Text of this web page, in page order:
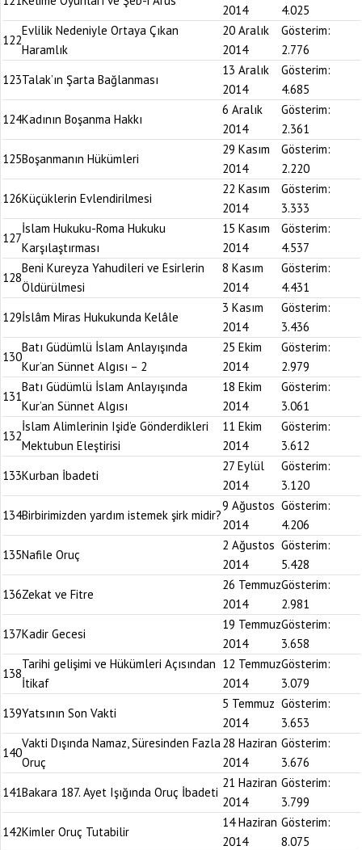
2014
4.025
122
Evlilik Nedeniyle Ortaya Çıkan
Haramlık
20 Aralık
2014
Gösterim:
2.776
123Talak’ın Şarta Bağlanması
13 Aralık
2014
Gösterim:
4.685
124Kadının Boşanma Hakkı
6 Aralık
2014
Gösterim:
2.361
125Boşanmanın Hükümleri
29 Kasım
2014
Gösterim:
2.220
126Küçüklerin Evlendirilmesi
22 Kasım
2014
Gösterim:
3.333
127
İslam Hukuku-Roma Hukuku
Karşılaştırması
15 Kasım
2014
Gösterim:
4.537
128
Beni Kureyza Yahudileri ve Esirlerin
Öldürülmesi
8 Kasım
2014
Gösterim:
4.431
129İslâm Miras Hukukunda Kelâle
3 Kasım
2014
Gösterim:
3.436
130
Batı Güdümlü İslam Anlayışında
Kur’an Sünnet Algısı – 2
25 Ekim
2014
Gösterim:
2.979
131
Batı Güdümlü İslam Anlayışında
Kur’an Sünnet Algısı
18 Ekim
2014
Gösterim:
3.061
132
İslam Alimlerinin Işid’e Gönderdikleri
Mektubun Eleştirisi
11 Ekim
2014
Gösterim:
3.612
133Kurban İbadeti
27 Eylül
2014
Gösterim:
3.120
134Birbirimizden yardım istemek şirk midir?
9 Ağustos
2014
Gösterim:
4.206
135Nafile Oruç
2 Ağustos
2014
Gösterim:
5.428
136Zekat ve Fitre
26 Temmuz
2014
Gösterim:
2.981
137Kadir Gecesi
19 Temmuz
2014
Gösterim:
3.658
138
Tarihi gelişimi ve Hükümleri Açısından
İtikaf
12 Temmuz
2014
Gösterim:
3.079
139Yatsının Son Vakti
5 Temmuz
2014
Gösterim:
3.653
140
Vakti Dışında Namaz, Süresinden Fazla
Oruç
28 Haziran
2014
Gösterim:
3.676
141Bakara 187. Ayet Işığında Oruç İbadeti
21 Haziran
2014
Gösterim:
3.799
142Kimler Oruç Tutabilir
14 Haziran
2014
Gösterim:
8.075